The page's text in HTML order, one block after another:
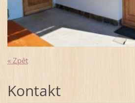
« Zpět
Kontakt